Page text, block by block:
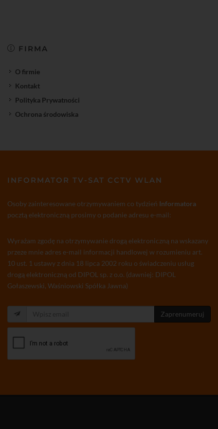
FIRMA
O firmie
Kontakt
Polityka Prywatności
Ochrona środowiska
INFORMATOR TV-SAT CCTV WLAN
Osoby zainteresowane otrzymywaniem co tydzień Informatora
pocztą elektroniczną prosimy o podanie adresu e-mail:
Wyrażam zgodę na otrzymywanie drogą elektroniczną na wskazany
przeze mnie adres e-mail informacji handlowej w rozumieniu art.
10 ust. 1 ustawy z dnia 18 lipca 2002 roku o świadczeniu usług
drogą elektroniczną od DIPOL sp. z o.o. (dawniej: DIPOL
Gołaszewski, Waśniowski Spółka Jawna)
Zaprenumeruj